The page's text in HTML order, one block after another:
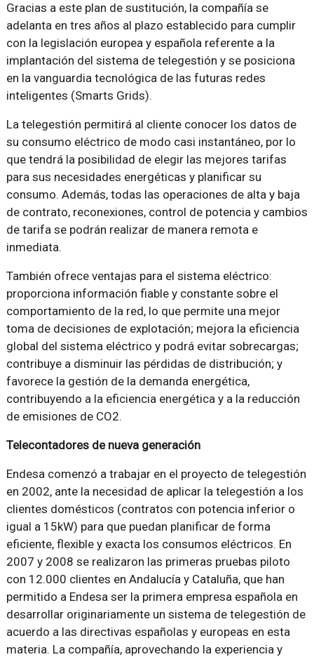
Gracias a este plan de sustitución, la compañía se
adelanta en tres años al plazo establecido para cumplir
con la legislación europea y española referente a la
implantación del sistema de telegestión y se posiciona
en la vanguardia tecnológica de las futuras redes
inteligentes (Smarts Grids).
La telegestión permitirá al cliente conocer los datos de
su consumo eléctrico de modo casi instantáneo, por lo
que tendrá la posibilidad de elegir las mejores tarifas
para sus necesidades energéticas y planificar su
consumo. Además, todas las operaciones de alta y baja
de contrato, reconexiones, control de potencia y cambios
de tarifa se podrán realizar de manera remota e
inmediata.
También ofrece ventajas para el sistema eléctrico:
proporciona información fiable y constante sobre el
comportamiento de la red, lo que permite una mejor
toma de decisiones de explotación; mejora la eficiencia
global del sistema eléctrico y podrá evitar sobrecargas;
contribuye a disminuir las pérdidas de distribución; y
favorece la gestión de la demanda energética,
contribuyendo a la eficiencia energética y a la reducción
de emisiones de CO2.
Telecontadores de nueva generación
Endesa comenzó a trabajar en el proyecto de telegestión
en 2002, ante la necesidad de aplicar la telegestión a los
clientes domésticos (contratos con potencia inferior o
igual a 15kW) para que puedan planificar de forma
eficiente, flexible y exacta los consumos eléctricos. En
2007 y 2008 se realizaron las primeras pruebas piloto
con 12.000 clientes en Andalucía y Cataluña, que han
permitido a Endesa ser la primera empresa española en
desarrollar originariamente un sistema de telegestión de
acuerdo a las directivas españolas y europeas en esta
materia. La compañía, aprovechando la experiencia y